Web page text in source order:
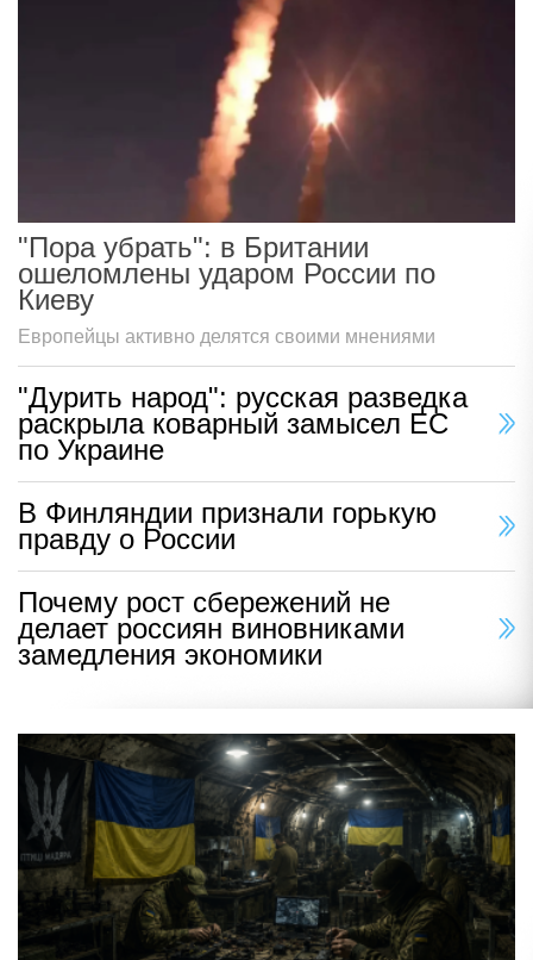
"Пора убрать": в Британии
ошеломлены ударом России по
Киеву
Европейцы активно делятся своими мнениями
"Дурить народ": русская разведка
раскрыла коварный замысел ЕС
по Украине
В Финляндии признали горькую
правду о России
Почему рост сбережений не
делает россиян виновниками
замедления экономики